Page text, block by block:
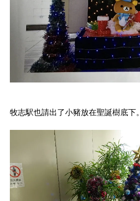
牧志駅也請出了小豬放在聖誕樹底下。